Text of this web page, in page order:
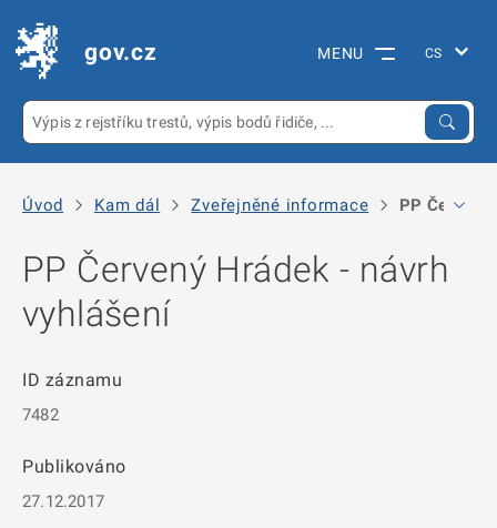
gov.cz MENU
Úvod Kam dál Zveřejněné informace PP Červený
PP Červený Hrádek - návrh
vyhlášení
ID záznamu
7482
Publikováno
27.12.2017